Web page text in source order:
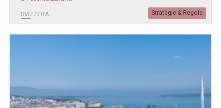
SVIZZERA Strategie & Regole